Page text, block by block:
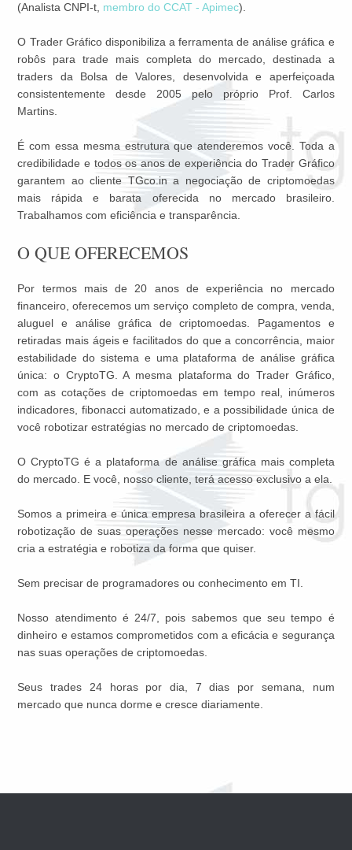
(Analista CNPI-t, membro do CCAT - Apimec).
O Trader Gráfico disponibiliza a ferramenta de análise gráfica e
robôs para trade mais completa do mercado, destinada a
traders da Bolsa de Valores, desenvolvida e aperfeiçoada
consistentemente desde 2005 pelo próprio Prof. Carlos
Martins.
É com essa mesma estrutura que atenderemos você. Toda a
credibilidade e todos os anos de experiência do Trader Gráfico
garantem ao cliente TGco.in a negociação de criptomoedas
mais rápida e barata oferecida no mercado brasileiro.
Trabalhamos com eficiência e transparência.
O QUE OFERECEMOS
Por termos mais de 20 anos de experiência no mercado
financeiro, oferecemos um serviço completo de compra, venda,
aluguel e análise gráfica de criptomoedas. Pagamentos e
retiradas mais ágeis e facilitados do que a concorrência, maior
estabilidade do sistema e uma plataforma de análise gráfica
única: o CryptoTG. A mesma plataforma do Trader Gráfico,
com as cotações de criptomoedas em tempo real, inúmeros
indicadores, fibonacci automatizado, e a possibilidade única de
você robotizar estratégias no mercado de criptomoedas.
O CryptoTG é a plataforma de análise gráfica mais completa
do mercado. E você, nosso cliente, terá acesso exclusivo a ela.
Somos a primeira e única empresa brasileira a oferecer a fácil
robotização de suas operações nesse mercado: você mesmo
cria a estratégia e robotiza da forma que quiser.
Sem precisar de programadores ou conhecimento em TI.
Nosso atendimento é 24/7, pois sabemos que seu tempo é
dinheiro e estamos comprometidos com a eficácia e segurança
nas suas operações de criptomoedas.
Seus trades 24 horas por dia, 7 dias por semana, num
mercado que nunca dorme e cresce diariamente.